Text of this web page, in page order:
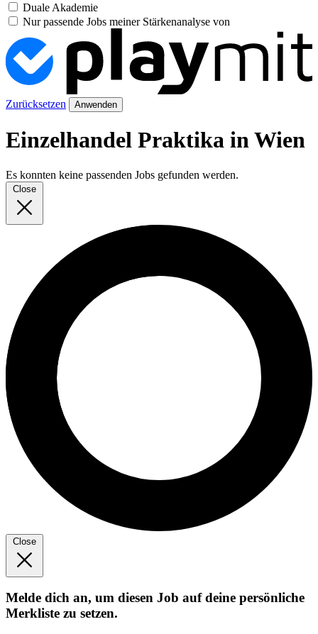
Duale Akademie
Nur passende Jobs meiner Stärkenanalyse von
Zurücksetzen Anwenden
Einzelhandel Praktika in Wien
Es konnten keine passenden Jobs gefunden werden.
Close
Close
Melde dich an, um diesen Job auf deine persönliche
Merkliste zu setzen.